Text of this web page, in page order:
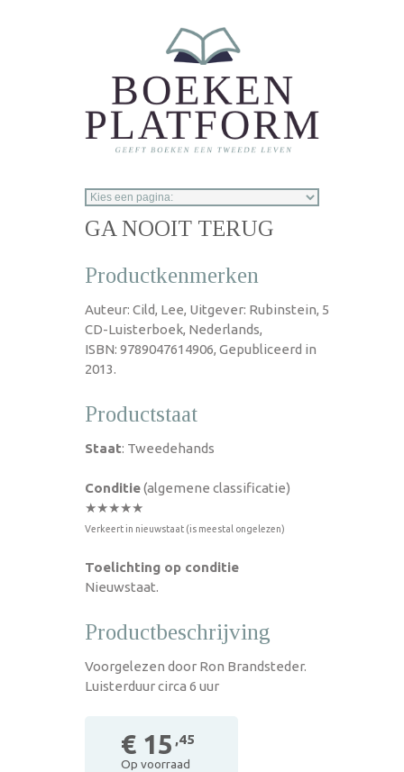
GA NOOIT TERUG
Productkenmerken
Auteur: Cild, Lee, Uitgever: Rubinstein, 5
CD-Luisterboek, Nederlands,
ISBN: 9789047614906, Gepubliceerd in
2013.
Productstaat
Staat: Tweedehands
Conditie(algemene classificatie)
★★★★★
Verkeert in nieuwstaat (is meestal ongelezen)
Toelichting op conditie
Nieuwstaat.
Productbeschrijving
Voorgelezen door Ron Brandsteder.
Luisterduur circa 6 uur
€ 15 ,45
Op voorraad